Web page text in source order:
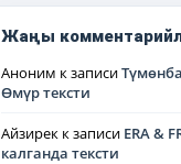
Жаңы
Аноним к записи
Өмүр тексти
Айзирек к записи ERA &
калганда тексти